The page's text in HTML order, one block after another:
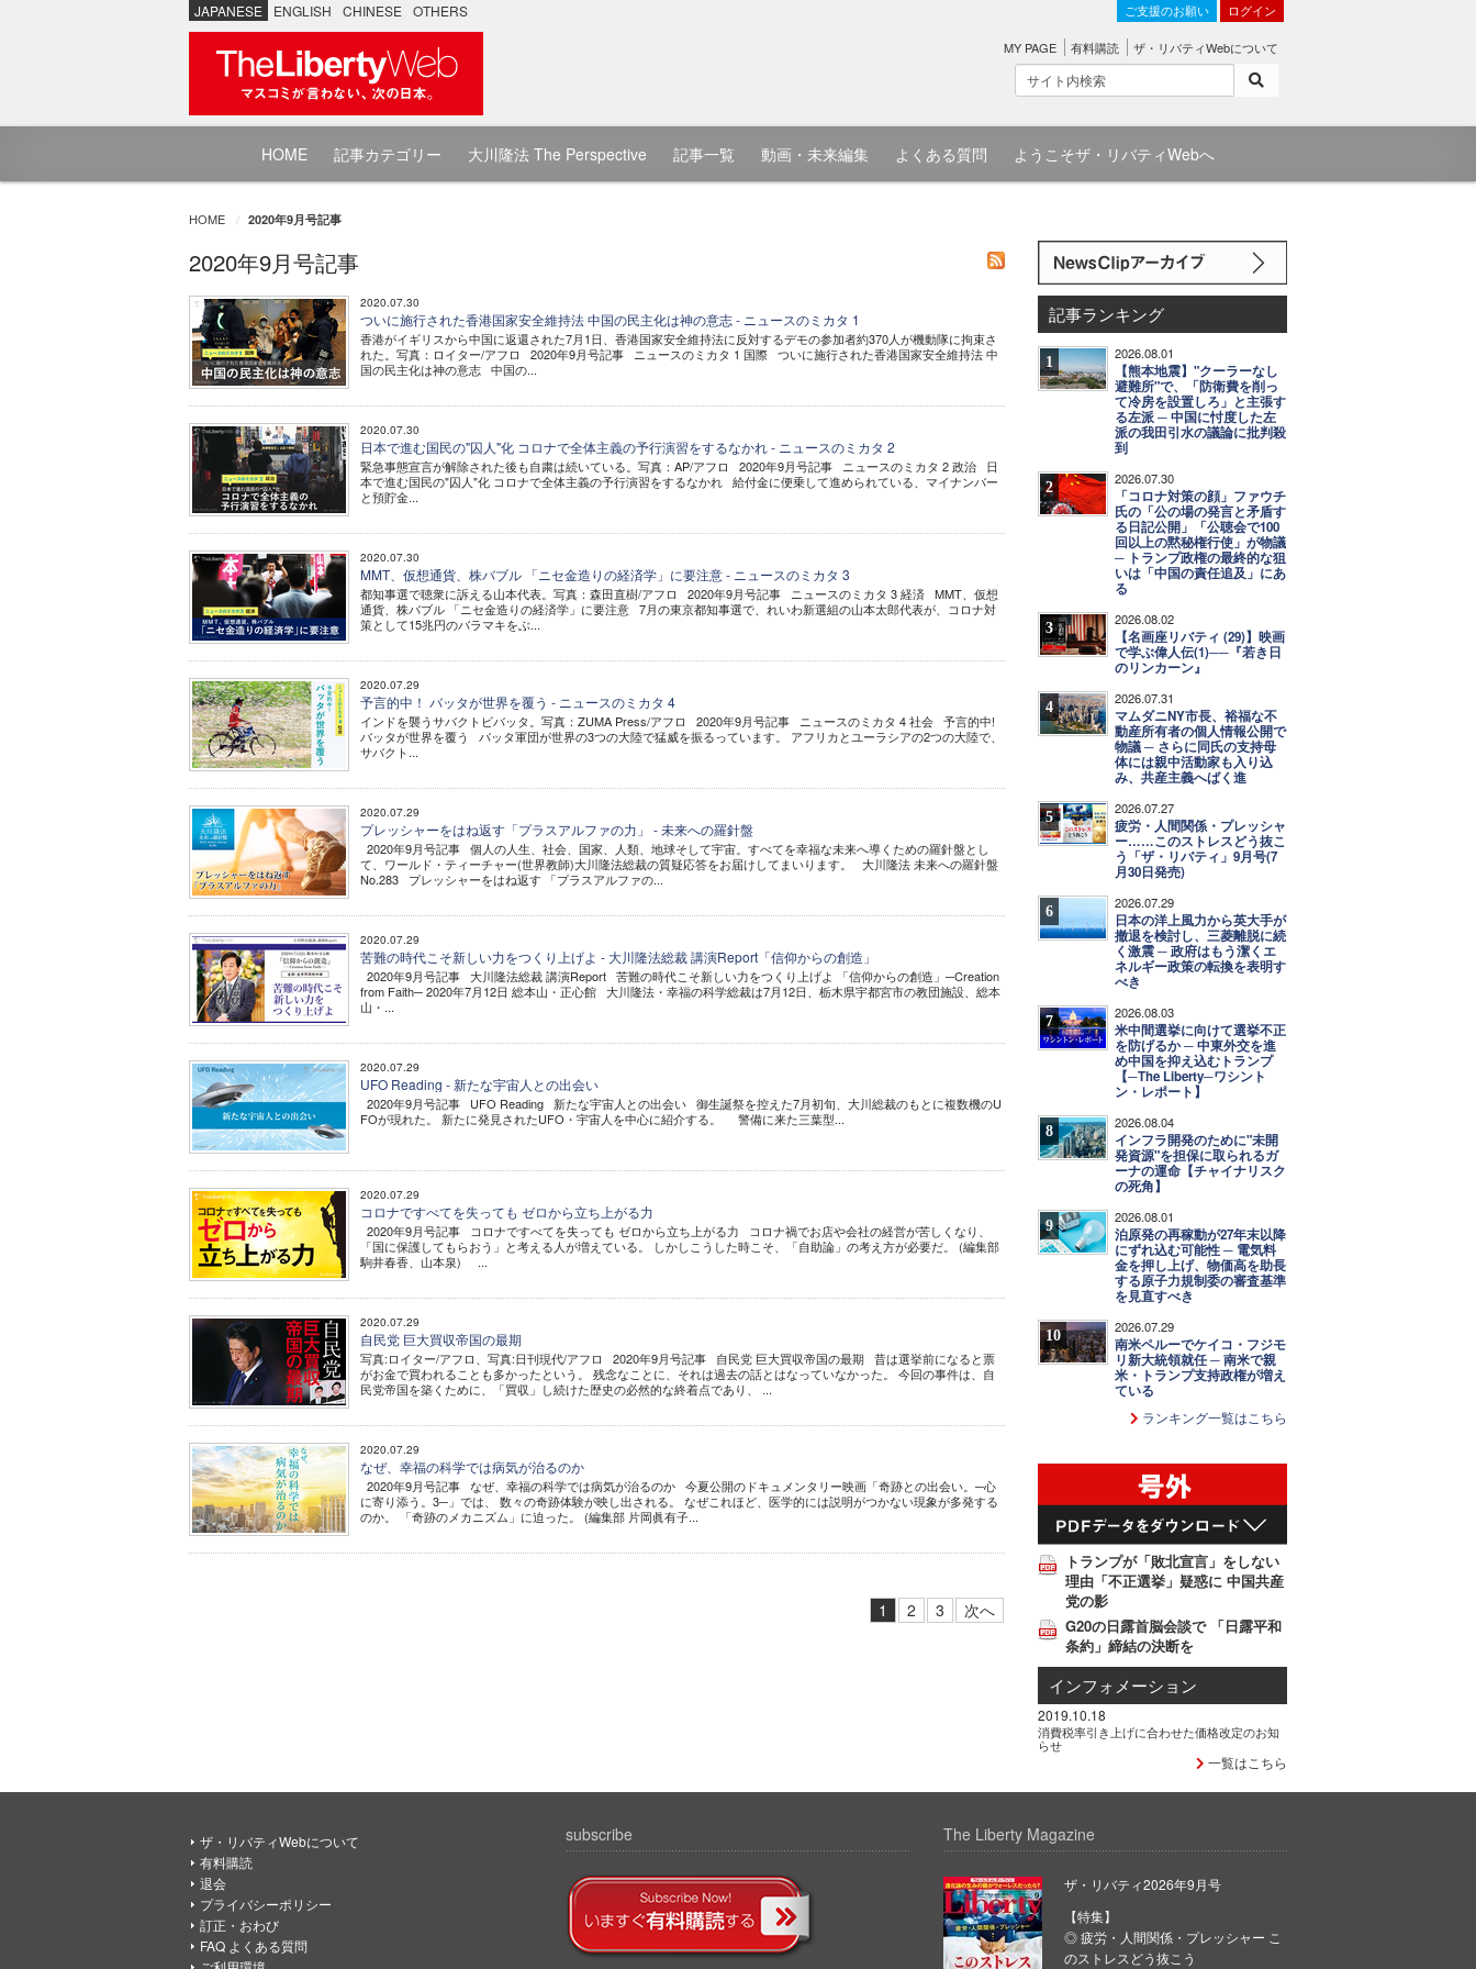
JAPANESE ENGLISH CHINESE OTHERS ご支援のお願い ログイン
MY PAGE 有料購読 ザ・リバティWebについて
HOME 記事カテゴリー 大川隆法 The Perspective 記事一覧 動画・未来編集 よくある質問 ようこそザ・リバティWebへ
HOME 2020年9月号記事
2020年9月号記事
2020.07.30
ついに施行された香港国家安全維持法 中国の民主化は神の意志 - ニュースのミカタ 1
香港がイギリスから中国に返還された7月1日、香港国家安全維持法に反対するデモの参加者約370人が機動隊に拘束さ
れた。写真：ロイター/アフロ 2020年9月号記事 ニュースのミカタ 1 国際 ついに施行された香港国家安全維持法 中
国の民主化は神の意志 中国の...
2020.07.30
日本で進む国民の"囚人"化 コロナで全体主義の予行演習をするなかれ - ニュースのミカタ 2
緊急事態宣言が解除された後も自粛は続いている。写真：AP/アフロ 2020年9月号記事 ニュースのミカタ 2 政治 日
本で進む国民の"囚人"化 コロナで全体主義の予行演習をするなかれ 給付金に便乗して進められている、マイナンバー
と預貯金...
2020.07.30
MMT、仮想通貨、株バブル 「ニセ金造りの経済学」に要注意 - ニュースのミカタ 3
都知事選で聴衆に訴える山本代表。写真：森田直樹/アフロ 2020年9月号記事 ニュースのミカタ 3 経済 MMT、仮想
通貨、株バブル 「ニセ金造りの経済学」に要注意 7月の東京都知事選で、れいわ新選組の山本太郎代表が、コロナ対
策として15兆円のバラマキをぶ...
2020.07.29
予言的中！ バッタが世界を覆う - ニュースのミカタ 4
インドを襲うサバクトビバッタ。写真：ZUMA Press/アフロ 2020年9月号記事 ニュースのミカタ 4 社会 予言的中!
バッタが世界を覆う バッタ軍団が世界の3つの大陸で猛威を振るっています。 アフリカとユーラシアの2つの大陸で、
サバクト...
2020.07.29
プレッシャーをはね返す「プラスアルファの力」 - 未来への羅針盤
2020年9月号記事 個人の人生、社会、国家、人類、地球そして宇宙。すべてを幸福な未来へ導くための羅針盤とし
て、ワールド・ティーチャー(世界教師)大川隆法総裁の質疑応答をお届けしてまいります。 大川隆法 未来への羅針盤
No.283 プレッシャーをはね返す 「プラスアルファの...
2020.07.29
苦難の時代こそ新しい力をつくり上げよ - 大川隆法総裁 講演Report「信仰からの創造」
2020年9月号記事 大川隆法総裁 講演Report 苦難の時代こそ新しい力をつくり上げよ 「信仰からの創造」─Creation
from Faith─ 2020年7月12日 総本山・正心館 大川隆法・幸福の科学総裁は7月12日、栃木県宇都宮市の教団施設、総本
山・...
2020.07.29
UFO Reading - 新たな宇宙人との出会い
2020年9月号記事 UFO Reading 新たな宇宙人との出会い 御生誕祭を控えた7月初旬、大川総裁のもとに複数機のU
FOが現れた。 新たに発見されたUFO・宇宙人を中心に紹介する。 警備に来た三葉型...
2020.07.29
コロナですべてを失っても ゼロから立ち上がる力
2020年9月号記事 コロナですべてを失っても ゼロから立ち上がる力 コロナ禍でお店や会社の経営が苦しくなり、
「国に保護してもらおう」と考える人が増えている。 しかしこうした時こそ、「自助論」の考え方が必要だ。 (編集部
駒井春香、山本泉) ...
2020.07.29
自民党 巨大買収帝国の最期
写真:ロイター/アフロ、写真:日刊現代/アフロ 2020年9月号記事 自民党 巨大買収帝国の最期 昔は選挙前になると票
がお金で買われることも多かったという。 残念なことに、それは過去の話とはなっていなかった。 今回の事件は、自
民党帝国を築くために、「買収」し続けた歴史の必然的な終着点であり、 ...
2020.07.29
なぜ、幸福の科学では病気が治るのか
2020年9月号記事 なぜ、幸福の科学では病気が治るのか 今夏公開のドキュメンタリー映画「奇跡との出会い。─心
に寄り添う。3─」では、 数々の奇跡体験が映し出される。 なぜこれほど、医学的には説明がつかない現象が多発する
のか。 「奇跡のメカニズム」に迫った。 (編集部 片岡眞有子...
1 2 3 次へ
記事ランキング
1 2026.08.01
【熊本地震】"クーラーなし
避難所"で、「防衛費を削っ
て冷房を設置しろ」と主張す
る左派 ─ 中国に忖度した左
派の我田引水の議論に批判殺
到
2 2026.07.30
「コロナ対策の顔」ファウチ
氏の「公の場の発言と矛盾す
る日記公開」「公聴会で100
回以上の黙秘権行使」が物議
─ トランプ政権の最終的な狙
いは「中国の責任追及」にあ
る
3 2026.08.02
【名画座リバティ (29)】映画
で学ぶ偉人伝(1)──『若き日
のリンカーン』
4 2026.07.31
マムダニNY市長、裕福な不
動産所有者の個人情報公開で
物議 ─ さらに同氏の支持母
体には親中活動家も入り込
み、共産主義へばく進
5 2026.07.27
疲労・人間関係・プレッシャ
ー……このストレスどう抜こ
う「ザ・リバティ」9月号(7
月30日発売)
6 2026.07.29
日本の洋上風力から英大手が
撤退を検討し、三菱離脱に続
く激震 ─ 政府はもう潔くエ
ネルギー政策の転換を表明す
べき
7 2026.08.03
米中間選挙に向けて選挙不正
を防げるか ─ 中東外交を進
め中国を抑え込むトランプ
【─The Liberty─ワシント
ン・レポート】
8 2026.08.04
インフラ開発のために"未開
発資源"を担保に取られるガ
ーナの運命【チャイナリスク
の死角】
9 2026.08.01
泊原発の再稼動が27年末以降
にずれ込む可能性 ─ 電気料
金を押し上げ、物価高を助長
する原子力規制委の審査基準
を見直すべき
10 2026.07.29
南米ペルーでケイコ・フジモ
リ新大統領就任 ─ 南米で親
米・トランプ支持政権が増え
ている
ランキング一覧はこちら
トランプが「敗北宣言」をしない
理由「不正選挙」疑惑に 中国共産
党の影
G20の日露首脳会談で 「日露平和
条約」締結の決断を
インフォメーション
2019.10.18
消費税率引き上げに合わせた価格改定のお知
らせ
一覧はこちら
ザ・リバティWebについて
有料購読
退会
プライバシーポリシー
訂正・おわび
FAQ よくある質問
subscribe The Liberty Magazine
ザ・リバティ2026年9月号
【特集】
◎ 疲労・人間関係・プレッシャー こ
のストレスどう抜こう